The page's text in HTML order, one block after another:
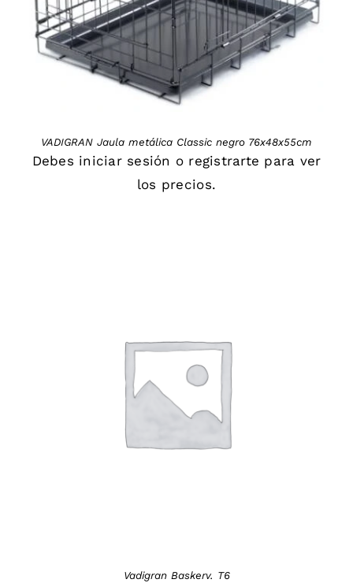
VADIGRAN Jaula metálica Classic negro 76x48x55cm
Debes iniciar sesión o registrarte para ver
los precios.
DETAILS
Vadigran Baskerv. T6